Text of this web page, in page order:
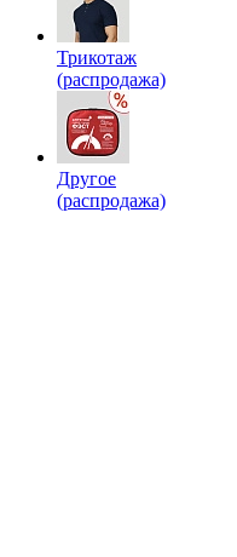
Трикотаж
(распродажа)
Другое
(распродажа)